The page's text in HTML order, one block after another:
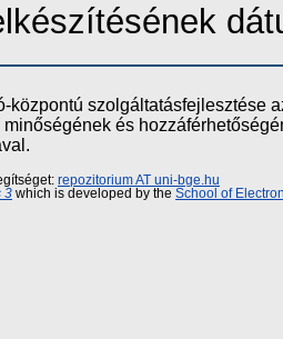
központú szolgáltatásfejlesztése
és
repozitorium AT uni-bge.hu
3 which is developed by the School of